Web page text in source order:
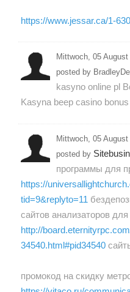
https://www.jessar.ca/1-
Mittwoch, 05
posted by
kasyno online pl
Kasyna beep casino bonus
Mittwoch, 05
posted by
программы для
https://
tid=9&replyto=11
сайтов анализаторов для
http://
34540.html#pid34540
промокод на скидку